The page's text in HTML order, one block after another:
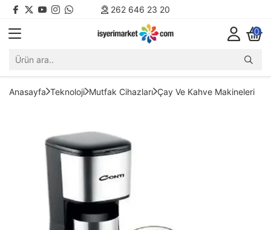
262 646 23 20
0
Anasayfa Teknoloji Mutfak Cihazları Çay Ve Kahve Makineleri